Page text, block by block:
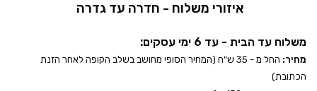
איזורי משלוח - חדרה עד גדרה
משלוח עד הבית - עד 6 ימי עסקים:
מחיר:
החל מ - 35 ש"ח (המחיר הסופי מחושב בשלב הקופה לאחר הזנת
הכתובת)